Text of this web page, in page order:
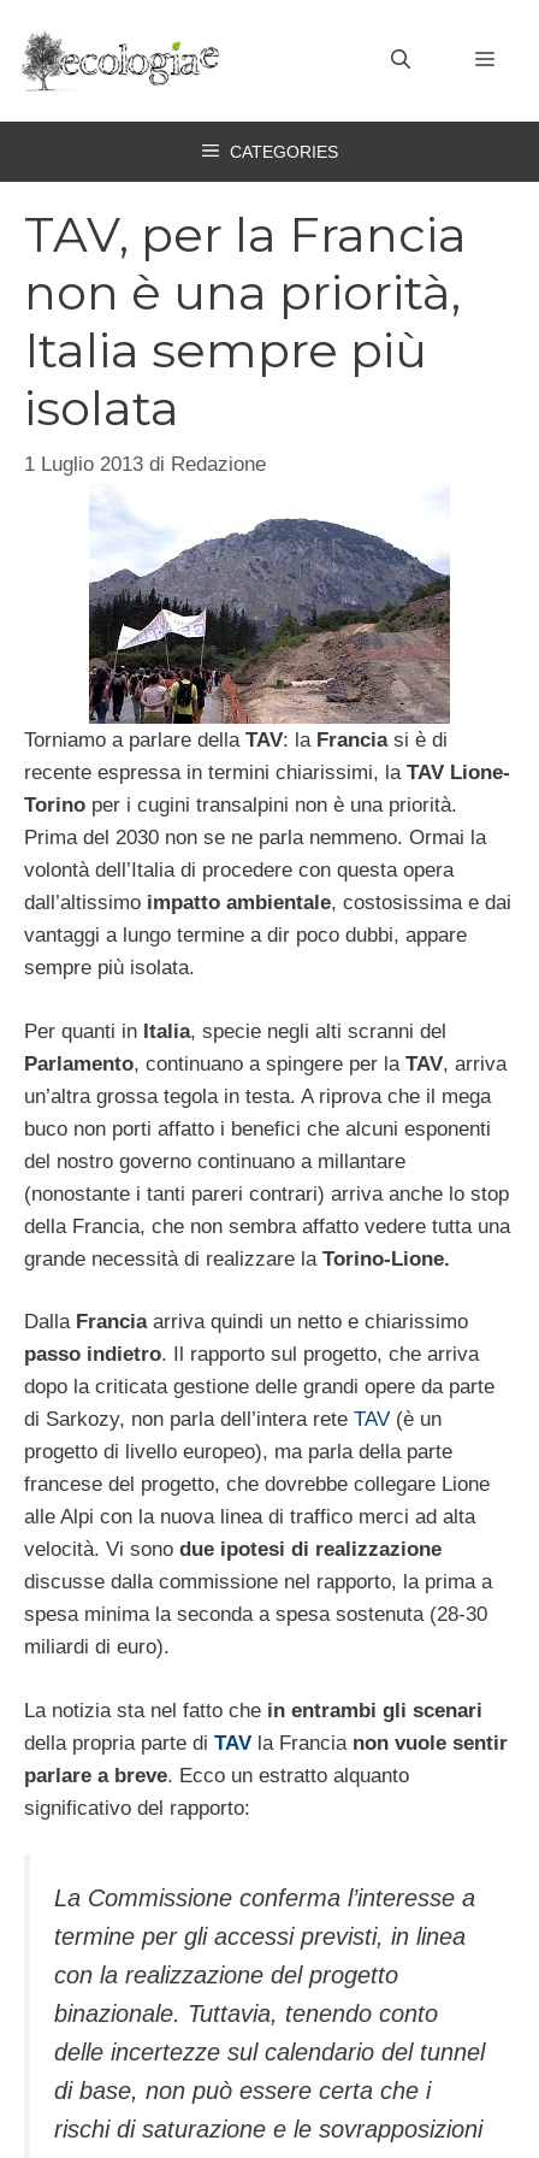
contenuto
CATEGORIES
TAV, per la Francia
non è una priorità,
Italia sempre più
isolata
1 Luglio 2013 di Redazione
Torniamo a parlare della TAV: la Franciasi è di
recente espressa in termini chiarissimi, la TAV Lione-
Torino per i cugini transalpini non è una priorità.
Prima del 2030 non se ne parla nemmeno. Ormai la
volontà dell’Italia di procedere con questa opera
dall’altissimo impatto ambientale, costosissima e dai
vantaggi a lungo termine a dir poco dubbi, appare
sempre più isolata.
Per quanti in Italia, specie negli alti scranni del
Parlamento, continuano a spingere per la TAV, arriva
un’altra grossa tegola in testa. A riprova che il mega
buco non porti affatto i benefici che alcuni esponenti
del nostro governo continuano a millantare
(nonostante i tanti pareri contrari) arriva anche lo stop
della Francia, che non sembra affatto vedere tutta una
grande necessità di realizzare la Torino-Lione.
Dalla Franciaarriva quindi un netto e chiarissimo
passo indietro. Il rapporto sul progetto, che arriva
dopo la criticata gestione delle grandi opere da parte
di Sarkozy, non parla dell’intera rete TAV (è un
progetto di livello europeo), ma parla della parte
francese del progetto, che dovrebbe collegare Lione
alle Alpi con la nuova linea di traffico merci ad alta
velocità. Vi sono due ipotesi di realizzazione
discusse dalla commissione nel rapporto, la prima a
spesa minima la seconda a spesa sostenuta (28-30
miliardi di euro).
La notizia sta nel fatto che in entrambi gli scenari
della propria parte di TAV la Francia non vuole sentir
parlare a breve. Ecco un estratto alquanto
significativo del rapporto:
La Commissione conferma l’interesse a
termine per gli accessi previsti, in linea
con la realizzazione del progetto
binazionale. Tuttavia, tenendo conto
delle incertezze sul calendario del tunnel
di base, non può essere certa che i
rischi di saturazione e le sovrapposizioni